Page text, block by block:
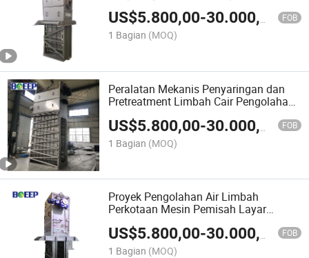
Otomatis
US$5.800,00-30.000,00 FOB
1 Bagian (MOQ)
Peralatan Mekanis Penyaringan dan
Pretreatment Limbah Cair Pengolahan
US$5.800,00-30.000,00 FOB
1 Bagian (MOQ)
Proyek Pengolahan Air Limbah
Perkotaan Mesin Pemisah Layar
Stainless Steel
US$5.800,00-30.000,00 FOB
1 Bagian (MOQ)